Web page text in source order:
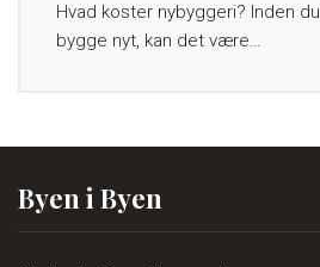
Hvad koster nybyggeri? Inden
bygge nyt, kan det være…
Byen i Byen